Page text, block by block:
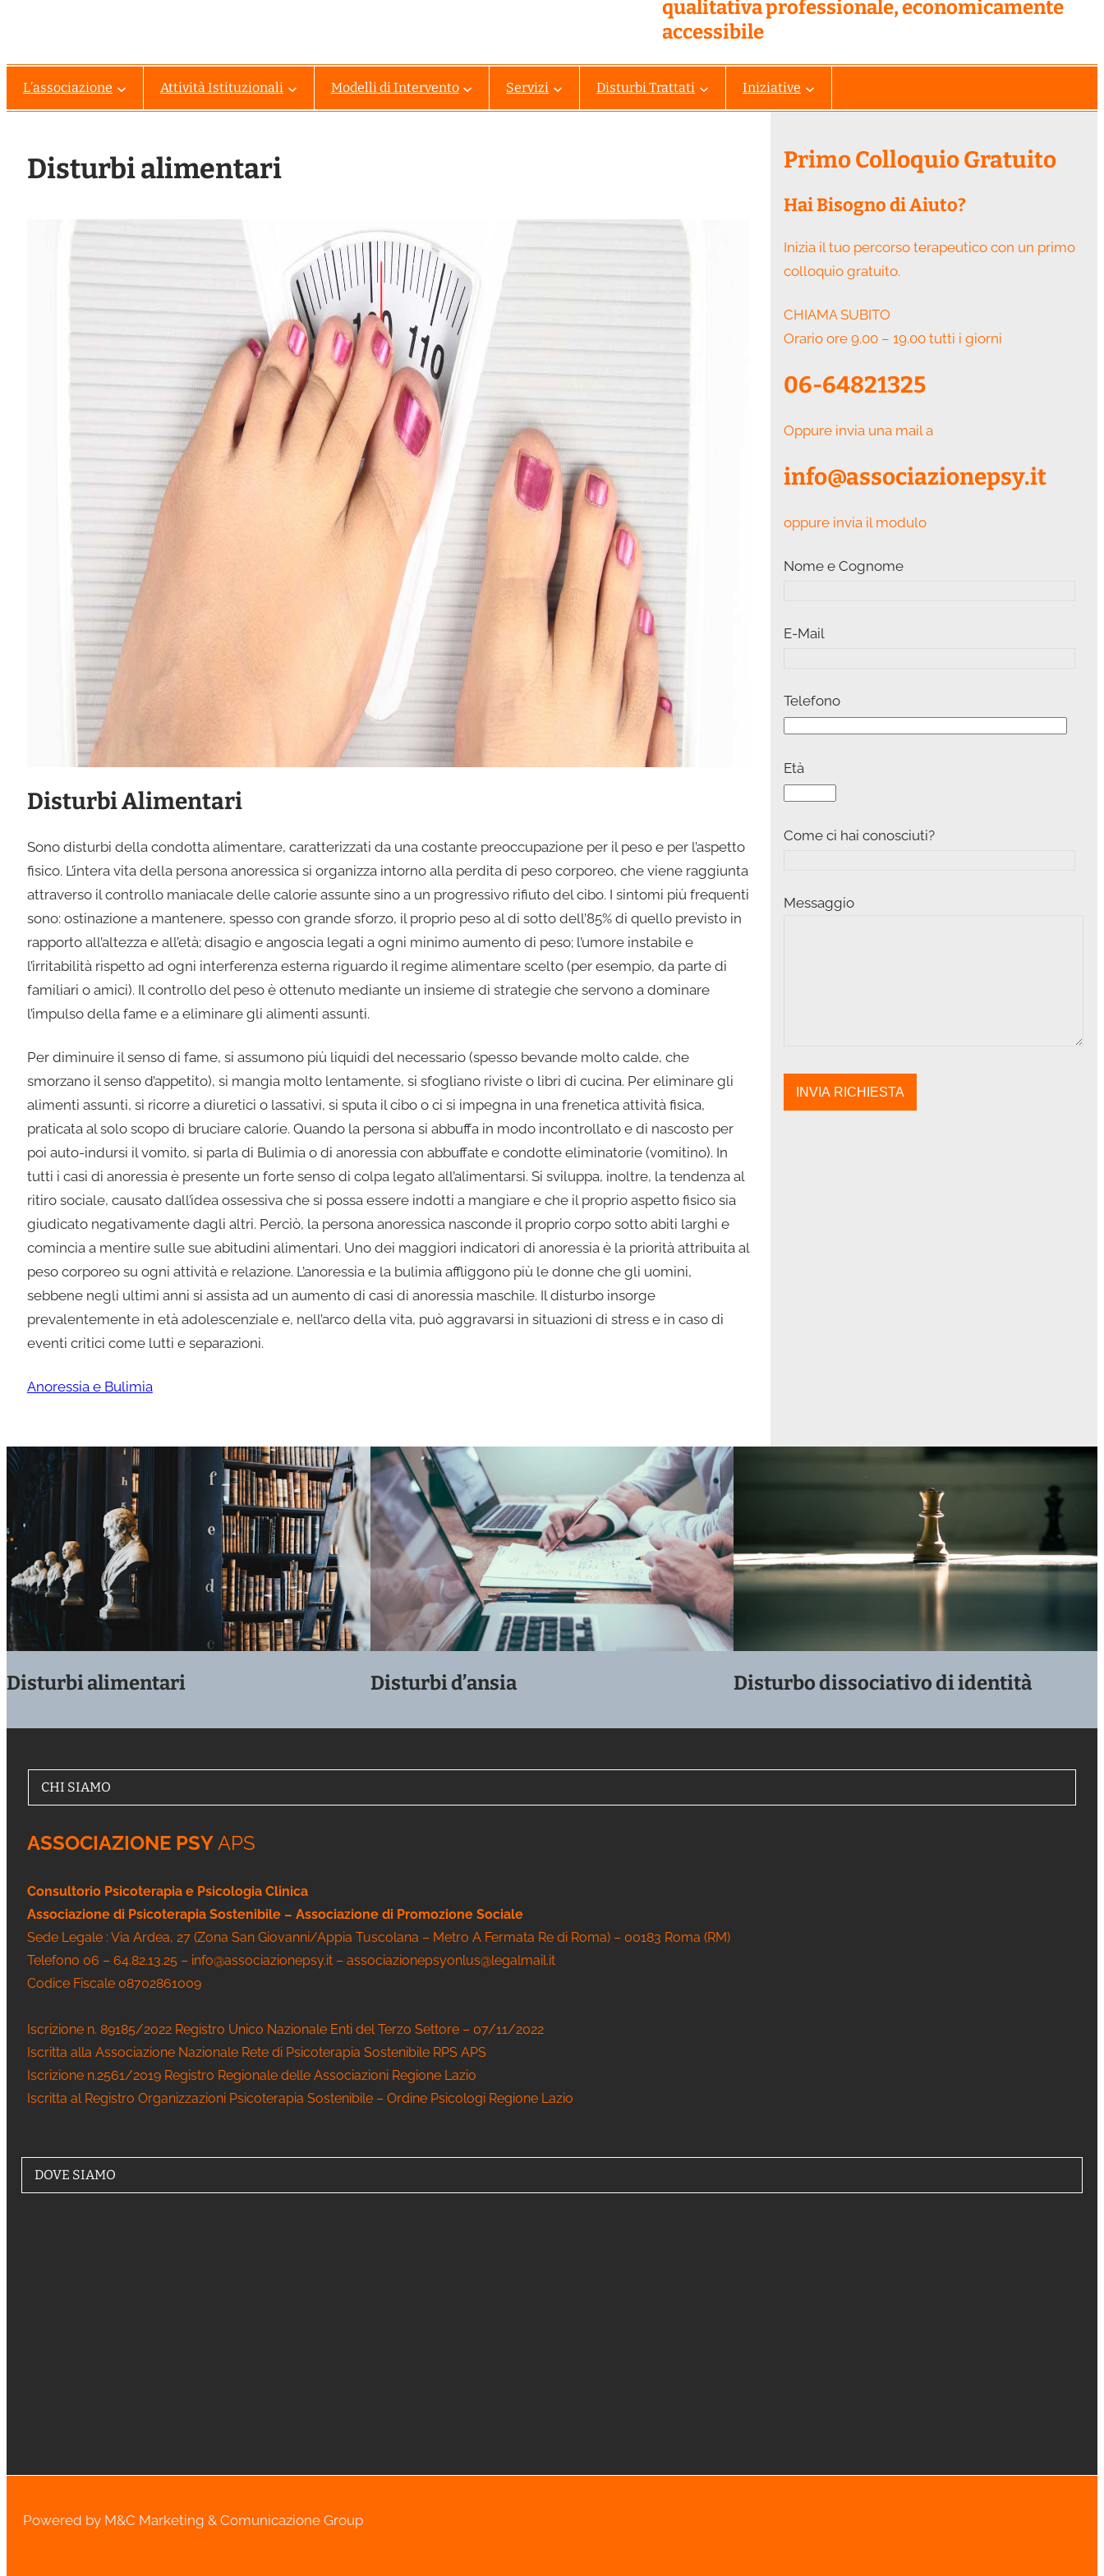
qualitativa professionale, economicamente
accessibile
L’associazione Attività Istituzionali Modelli di Intervento Servizi Disturbi Trattati Iniziative
Disturbi alimentari
Disturbi Alimentari
Sono disturbi della condotta alimentare, caratterizzati da una costante preoccupazione per il peso e per l’aspetto
fisico. L’intera vita della persona anoressica si organizza intorno alla perdita di peso corporeo, che viene raggiunta
attraverso il controllo maniacale delle calorie assunte sino a un progressivo rifiuto del cibo. I sintomi più frequenti
sono: ostinazione a mantenere, spesso con grande sforzo, il proprio peso al di sotto dell’85% di quello previsto in
rapporto all’altezza e all’età; disagio e angoscia legati a ogni minimo aumento di peso; l’umore instabile e
l’irritabilità rispetto ad ogni interferenza esterna riguardo il regime alimentare scelto (per esempio, da parte di
familiari o amici). Il controllo del peso è ottenuto mediante un insieme di strategie che servono a dominare
l’impulso della fame e a eliminare gli alimenti assunti.
Per diminuire il senso di fame, si assumono più liquidi del necessario (spesso bevande molto calde, che
smorzano il senso d’appetito), si mangia molto lentamente, si sfogliano riviste o libri di cucina. Per eliminare gli
alimenti assunti, si ricorre a diuretici o lassativi, si sputa il cibo o ci si impegna in una frenetica attività fisica,
praticata al solo scopo di bruciare calorie. Quando la persona si abbuffa in modo incontrollato e di nascosto per
poi auto-indursi il vomito, si parla di Bulimia o di anoressia con abbuffate e condotte eliminatorie (vomitino). In
tutti i casi di anoressia è presente un forte senso di colpa legato all’alimentarsi. Si sviluppa, inoltre, la tendenza al
ritiro sociale, causato dall’idea ossessiva che si possa essere indotti a mangiare e che il proprio aspetto fisico sia
giudicato negativamente dagli altri. Perciò, la persona anoressica nasconde il proprio corpo sotto abiti larghi e
comincia a mentire sulle sue abitudini alimentari. Uno dei maggiori indicatori di anoressia è la priorità attribuita al
peso corporeo su ogni attività e relazione. L’anoressia e la bulimia affliggono più le donne che gli uomini,
sebbene negli ultimi anni si assista ad un aumento di casi di anoressia maschile. Il disturbo insorge
prevalentemente in età adolescenziale e, nell’arco della vita, può aggravarsi in situazioni di stress e in caso di
eventi critici come lutti e separazioni.
Anoressia e Bulimia
Primo Colloquio Gratuito
Hai Bisogno di Aiuto?
Inizia il tuo percorso terapeutico con un primo
colloquio gratuito.
CHIAMA SUBITO
Orario ore 9.00 – 19.00 tutti i giorni
06-64821325
Oppure invia una mail a
info@associazionepsy.it
oppure invia il modulo
Nome e Cognome
E-Mail
Telefono
Età
Come ci hai conosciuti?
Messaggio
Disturbi alimentari Disturbi d’ansia Disturbo dissociativo di identità
CHI SIAMO
ASSOCIAZIONE PSYAPS
Consultorio Psicoterapia e Psicologia Clinica
Associazione di Psicoterapia Sostenibile – Associazione di Promozione Sociale
Sede Legale : Via Ardea, 27 (Zona San Giovanni/Appia Tuscolana – Metro A Fermata Re di Roma) – 00183 Roma (RM)
Telefono 06 – 64.82.13.25 – info@associazionepsy.it – associazionepsyonlus@legalmail.it
Codice Fiscale 08702861009
Iscrizione n. 89185/2022 Registro Unico Nazionale Enti del Terzo Settore – 07/11/2022
Iscritta alla Associazione Nazionale Rete di Psicoterapia Sostenibile RPS APS
Iscrizione n.2561/2019 Registro Regionale delle Associazioni Regione Lazio
Iscritta al Registro Organizzazioni Psicoterapia Sostenibile – Ordine Psicologi Regione Lazio
DOVE SIAMO
Powered by M&C Marketing & Comunicazione Group